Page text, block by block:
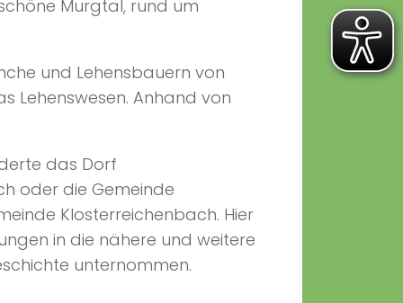
Murgtal, rund um
und Lehensbauern von
Lehenswesen. Anhand von
das Dorf
oder die Gemeinde
Klosterreichenbach. Hier
in die nähere und weitere
unternommen.